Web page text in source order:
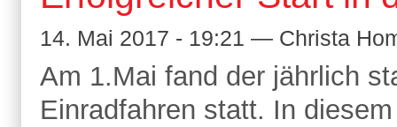
14. Mai 2017 - 19:21 — Christa
Am 1.Mai fand der jährlich
Einradfahren statt. In